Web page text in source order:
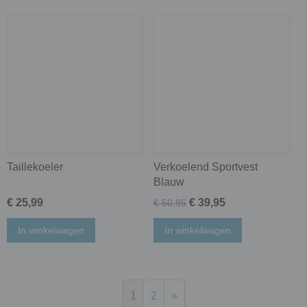
Taillekoeler
€ 25,99
In winkelwagen
Verkoelend Sportvest
Blauw
€ 50,95 € 39,95
In winkelwagen
1 2 »